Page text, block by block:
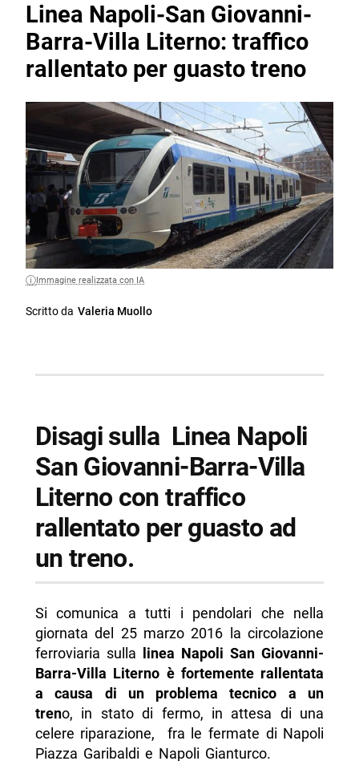
Linea Napoli-San Giovanni-
Barra-Villa Literno: traffico
rallentato per guasto treno
Immagine realizzata con IA
Scritto da Valeria Muollo
Disagi sulla Linea Napoli
San Giovanni-Barra-Villa
Literno con traffico
rallentato per guasto ad
un treno.
Si comunica a tutti i pendolari che nella
giornata del 25 marzo 2016 la circolazione
ferroviaria sulla linea Napoli San Giovanni-
Barra-Villa Literno è fortemente rallentata
a causa di un problema tecnico a un
treno, in stato di fermo, in attesa di una
celere riparazione, fra le fermate di Napoli
Piazza Garibaldi e Napoli Gianturco.